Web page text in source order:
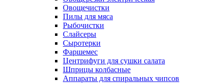
Овощечистки
Пилы для мяса
Рыбочистки
Слайсеры
Сыротерки
Фаршемес
Центрифуги для сушки салата
Шприцы колбасные
Аппараты для спиральных чипсов